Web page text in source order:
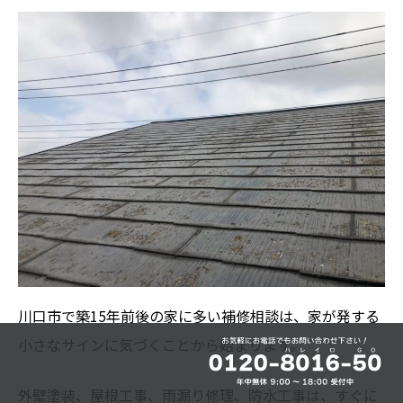
川口市で築15年前後の家に多い補修相談は、家が発する
小さなサインに気づくことから始まります。
外壁塗装、屋根工事、雨漏り修理、防水工事は、すぐに